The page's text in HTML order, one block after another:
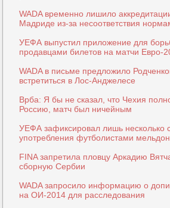
WADA временно лишило
Мадриде из-за несоответствия
УЕФА выпустил приложение для
продавцами билетов на матчи Евро-
WADA в письме предложило
встретиться в Лос-Анджелесе
Врба: Я бы не сказал, что Чехия
Россию, матч был ничейным
УЕФА зафиксировал лишь несколько
употребления футболистами
FINA запретила пловцу Аркадию
сборную Сербии
WADA запросило информацию о
на ОИ-2014 для расследования